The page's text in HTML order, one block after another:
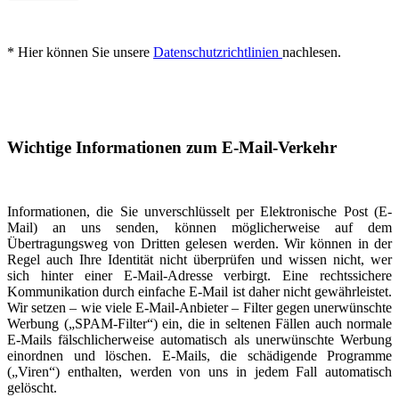
* Hier können Sie unsere Datenschutzrichtlinien nachlesen.
Wichtige Informationen zum E-Mail-Verkehr
Informationen, die Sie unverschlüsselt per Elektronische Post (E-
Mail) an uns senden, können möglicherweise auf dem
Übertragungsweg von Dritten gelesen werden. Wir können in der
Regel auch Ihre Identität nicht überprüfen und wissen nicht, wer
sich hinter einer E-Mail-Adresse verbirgt. Eine rechtssichere
Kommunikation durch einfache E-Mail ist daher nicht gewährleistet.
Wir setzen – wie viele E-Mail-Anbieter – Filter gegen unerwünschte
Werbung („SPAM-Filter“) ein, die in seltenen Fällen auch normale
E-Mails fälschlicherweise automatisch als unerwünschte Werbung
einordnen und löschen. E-Mails, die schädigende Programme
(„Viren“) enthalten, werden von uns in jedem Fall automatisch
gelöscht.